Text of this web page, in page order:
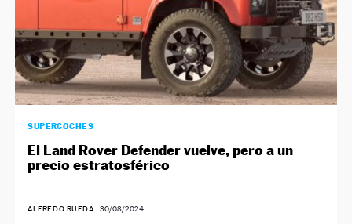
SUPERCOCHES
El Land Rover Defender vuelve, pero a un
precio estratosférico
ALFREDO RUEDA |30/08/2024